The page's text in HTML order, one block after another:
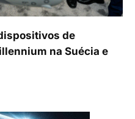
de
na Suécia e